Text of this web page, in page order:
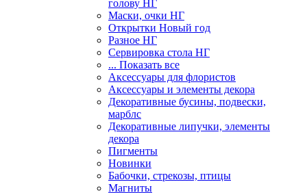
голову НГ
Маски, очки НГ
Открытки Новый год
Разное НГ
Сервировка стола НГ
... Показать все
Аксессуары для флористов
Аксессуары и элементы декора
Декоративные бусины, подвески,
марблс
Декоративные липучки, элементы
декора
Пигменты
Новинки
Бабочки, стрекозы, птицы
Магниты